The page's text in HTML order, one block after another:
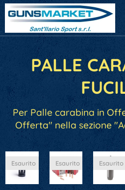
PALLE
Per Palle carabina in
Offerta" nella sezione
Esaurito Esaurito Esaurito